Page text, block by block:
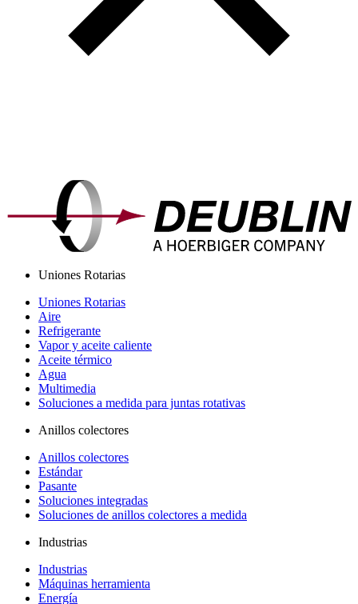
Uniones Rotarias
Uniones Rotarias
Aire
Refrigerante
Vapor y aceite caliente
Aceite térmico
Agua
Multimedia
Soluciones a medida para juntas rotativas
Anillos colectores
Anillos colectores
Estándar
Pasante
Soluciones integradas
Soluciones de anillos colectores a medida
Industrias
Industrias
Máquinas herramienta
Energía